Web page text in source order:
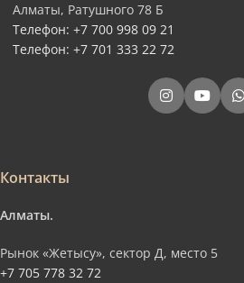
Алматы, Ратушного 78 Б
Телефон: +7 700 998 09 21
Телефон: +7 701 333 22 72
Контакты
Алматы.
Рынок «Жетысу», сектор Д, место 5
+7 705 778 32 72